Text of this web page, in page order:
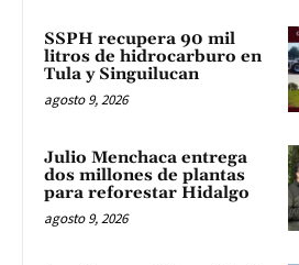
SSPH recupera 90 mil
litros de hidrocarburo en
Tula y Singuilucan
agosto 9, 2026
Julio Menchaca entrega
dos millones de plantas
para reforestar Hidalgo
agosto 9, 2026